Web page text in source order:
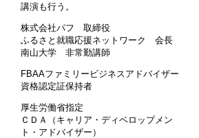
講演も行う。
株式会社パフ 取締役
ふるさと就職応援ネットワーク 会長
南山大学 非常勤講師
FBAAファミリービジネスアドバイザー
資格認定証保持者
厚生労働省指定
ＣＤＡ（キャリア・ディベロップメン
ト・アドバイザー）